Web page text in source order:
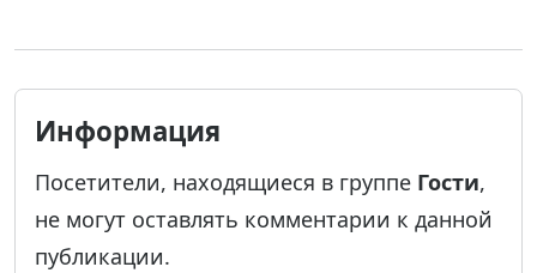
Информация
Посетители, находящиеся в группе Гости,
не могут оставлять комментарии к данной
публикации.